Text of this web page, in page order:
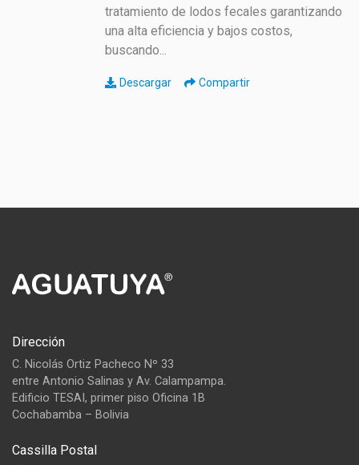
tratamiento de lodos fecales garantizando
una alta eficiencia y bajos costos,
buscando...
Descargar Compartir
Dirección
C. Nicolás Ortiz Pacheco Nº 33
entre Antonio Salinas y Av. Calampampa.
Edificio TESAI, primer piso Oficina 1B
Cochabamba – Bolivia
Cassilla Postal